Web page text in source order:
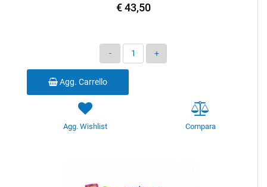
€ 43,50
Quantità
Agg. Carrello
Agg. Wishlist Compara